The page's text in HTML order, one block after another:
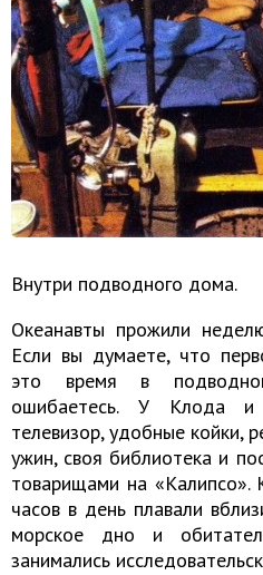
Внутри подводного дома.
Океанавты прожили
Если вы думаете, что
это время в
ошибаетесь. У Клода
телевизор, удобные койки,
ужин, своя библиотека и
товарищами на
часов в день плавали
морское дно и
занимались